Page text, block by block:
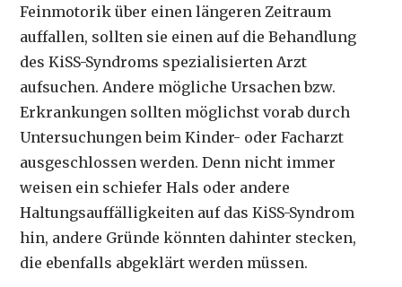
Feinmotorik über einen längeren Zeitraum
auffallen, sollten sie einen auf die Behandlung
des KiSS-Syndroms spezialisierten Arzt
aufsuchen. Andere mögliche Ursachen bzw.
Erkrankungen sollten möglichst vorab durch
Untersuchungen beim Kinder- oder Facharzt
ausgeschlossen werden. Denn nicht immer
weisen ein schiefer Hals oder andere
Haltungsauffälligkeiten auf das KiSS-Syndrom
hin, andere Gründe könnten dahinter stecken,
die ebenfalls abgeklärt werden müssen.